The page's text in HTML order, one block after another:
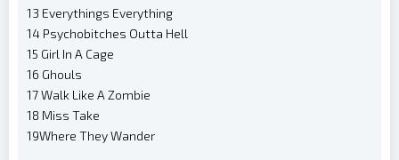
13 Everythings Everything
14 Psychobitches Outta Hell
15 Girl In A Cage
16 Ghouls
17 Walk Like A Zombie
18 Miss Take
19Where They Wander